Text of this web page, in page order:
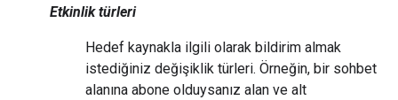
Etkinlik türleri
Hedef kaynakla ilgili olarak bildirim almak
istediğiniz değişiklik türleri. Örneğin, bir sohbet
alanına abone olduysanız alan ve alt